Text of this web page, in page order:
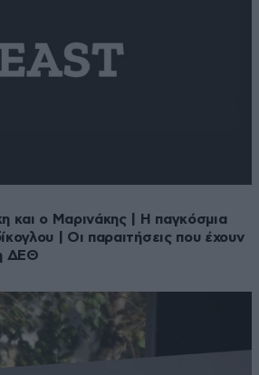
και ο Μαρινάκης | Η παγκόσμια
| Οι παραιτήσεις που έχουν
ΔΕΘ